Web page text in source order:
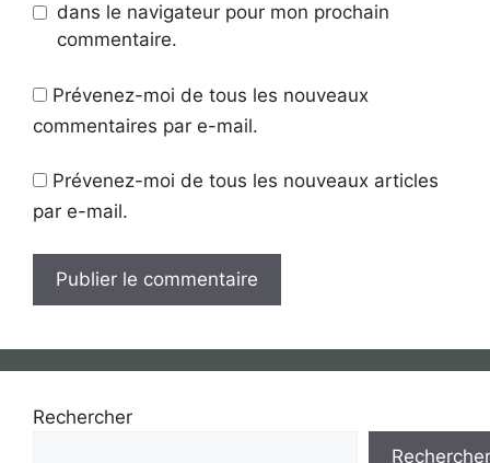
dans le navigateur pour mon prochain
commentaire.
Prévenez-moi de tous les nouveaux
commentaires par e-mail.
Prévenez-moi de tous les nouveaux articles
par e-mail.
Rechercher
Rechercher